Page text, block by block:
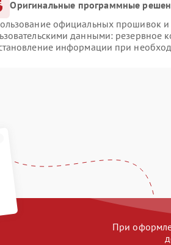
Оригинальные программные
официальных прошивок и
данными: резервное
информации при
При